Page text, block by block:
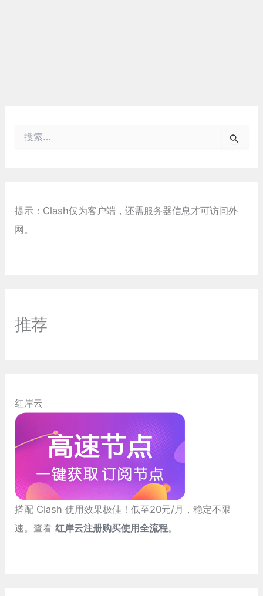
提示：Clash仅为客户端，还需服务器信息才可访问外
网。
推荐
红岸云
搭配 Clash 使用效果极佳！低至20元/月，稳定不限
速。查看红岸云注册购买使用全流程。